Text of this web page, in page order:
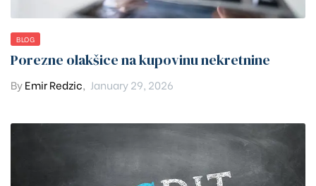
BLOG
Porezne olakšice na kupovinu nekretnine
ByEmir Redzic, January 29, 2026